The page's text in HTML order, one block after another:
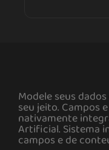
Modele seus
seu jeito. Campos
nativamente
Artificial. Sistema
campos e de